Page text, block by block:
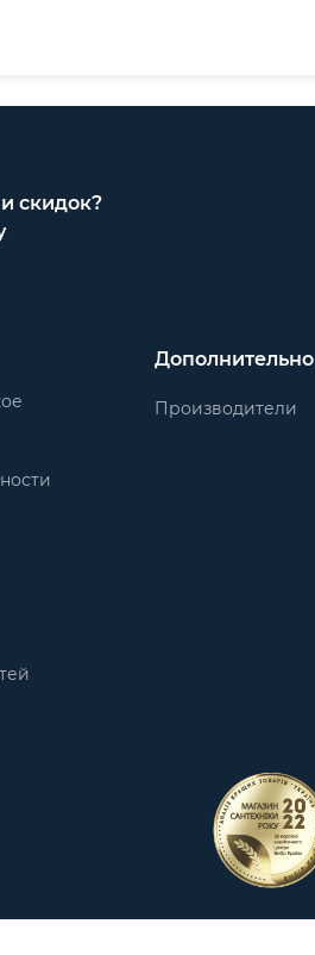
скидок?
Дополнительно
Производители